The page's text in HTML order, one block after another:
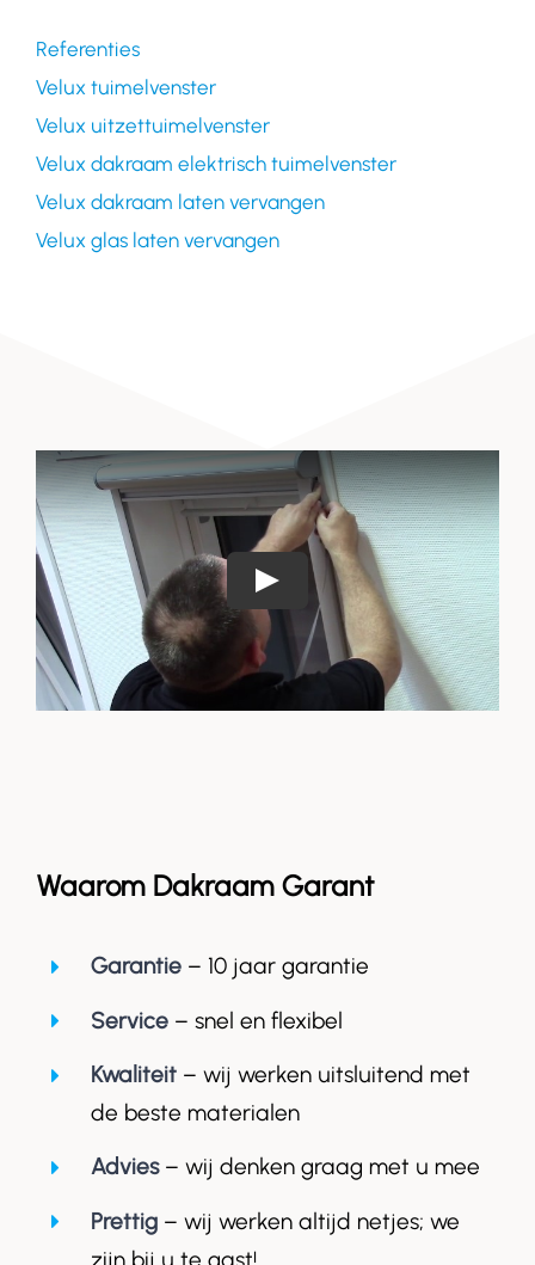
Referenties
Velux tuimelvenster
Velux uitzettuimelvenster
Velux dakraam elektrisch tuimelvenster
Velux dakraam laten vervangen
Velux glas laten vervangen
Waarom Dakraam Garant
Garantie– 10 jaar garantie
Service – snel en flexibel
Kwaliteit– wij werken uitsluitend met
de beste materialen
Advies– wij denken graag met u mee
Prettig– wij werken altijd netjes; we
zijn bij u te gast!